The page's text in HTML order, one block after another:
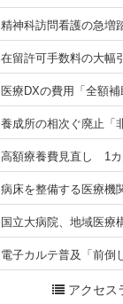
精神科訪問看護の急増
在留許可手数料の大幅
医療DXの費用「全額
養成所の相次ぐ廃止「
高額療養費見直し 1カ
病床を整備する医療機
国立大病院、地域医療
電子カルテ普及「前倒
アクセス